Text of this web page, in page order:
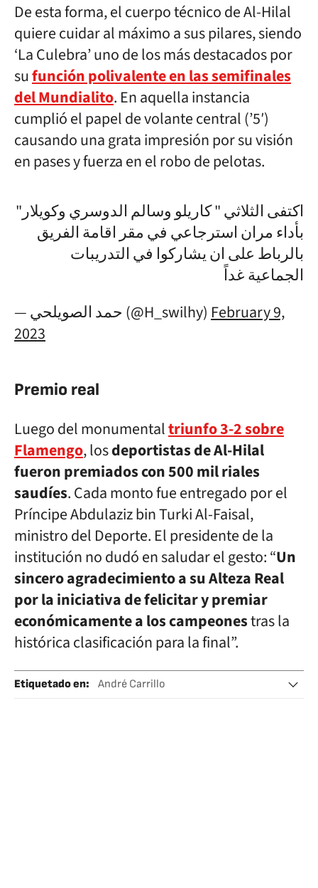
De esta forma, el cuerpo técnico de Al-Hilal
quiere cuidar al máximo a sus pilares, siendo
‘La Culebra’ uno de los más destacados por
sufunción polivalente en las semifinales
del Mundialito. En aquella instancia
cumplió el papel de volante central (’5′)
causando una grata impresión por su visión
en pases y fuerza en el robo de pelotas.
اكتفى الثلاثي " كاريلو وسالم الدوسري وكويلار"
بأداء مران استرجاعي في مقر اقامة الفريق
بالرباط على ان يشاركوا في التدريبات
الجماعية غداً
— حمد الصويلحي (@H_swilhy) February 9,
2023
Premio real
Luego del monumentaltriunfo 3-2 sobre
Flamengo, losdeportistas de Al-Hilal
fueron premiados con 500 mil riales
saudíes. Cada monto fue entregado por el
Príncipe Abdulaziz bin Turki Al-Faisal,
ministro del Deporte. El presidente de la
institución no dudó en saludar el gesto: “Un
sincero agradecimiento a su Alteza Real
por la iniciativa de felicitar y premiar
económicamente a los campeonestras la
histórica clasificación para la final”.
Etiquetado en:
André Carrillo